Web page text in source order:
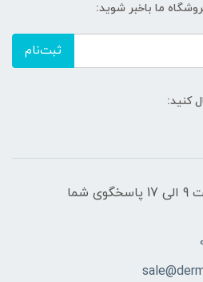
ما باخبر شوید:
ثبت‌نام
کنید:
شنبه تا پنج شنبه ، از ساعت 9 الی 17 پاسخگوی شما